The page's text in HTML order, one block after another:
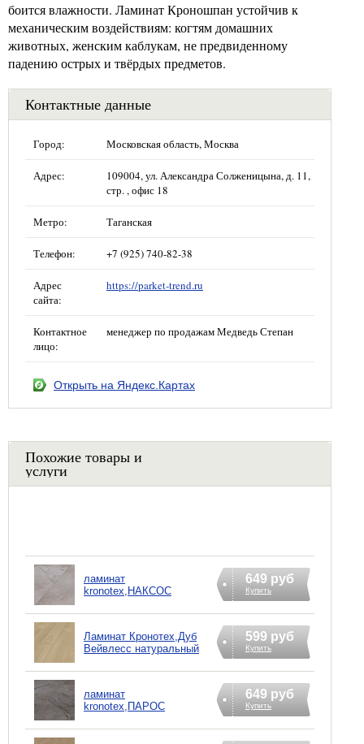
боится влажности. Ламинат Кроношпан устойчив к
механическим воздействиям: когтям домашних
животных, женским каблукам, не предвиденному
падению острых и твёрдых предметов.
Контактные данные
Город: Московская область, Москва
Адрес:
109004, ул. Александра Солженицына, д. 11,
стр. , офис 18
Метро: Таганская
Телефон: +7 (925) 740-82-38
Адрес
сайта:
https://parket-trend.ru
Контактное
лицо:
менеджер по продажам Медведь Степан
Открыть на Яндекс.Картах
Похожие товары и
услуги
ламинат
kronotex,НАКСОС
649 руб
Купить
Ламинат Кронотех,Дуб
Вейвлесс натуральный
599 руб
Купить
ламинат
kronotex,ПАРОС
649 руб
Купить